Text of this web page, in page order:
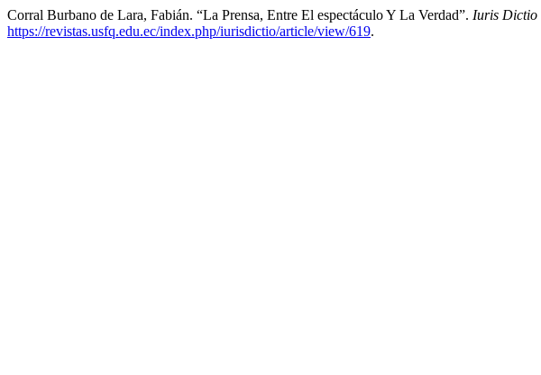
Corral Burbano de Lara, Fabián. “La Prensa, Entre El espectáculo Y La Verdad”. Iuris Dictio
https://revistas.usfq.edu.ec/index.php/iurisdictio/article/view/619.